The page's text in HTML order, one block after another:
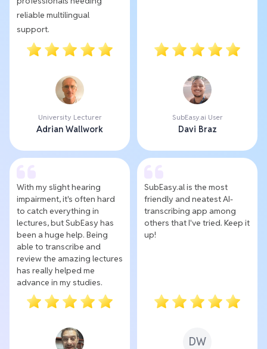
reliable multilingual
support.
University Lecturer
Adrian Wallwork
SubEasy.ai User
Davi Braz
With my slight hearing
impairment, it's often hard
to catch everything in
lectures, but SubEasy has
been a huge help. Being
able to transcribe and
review the amazing lectures
has really helped me
advance in my studies.
SubEasy.al is the most
friendly and neatest AI-
transcribing app among
others that I've tried. Keep it
up!
DW